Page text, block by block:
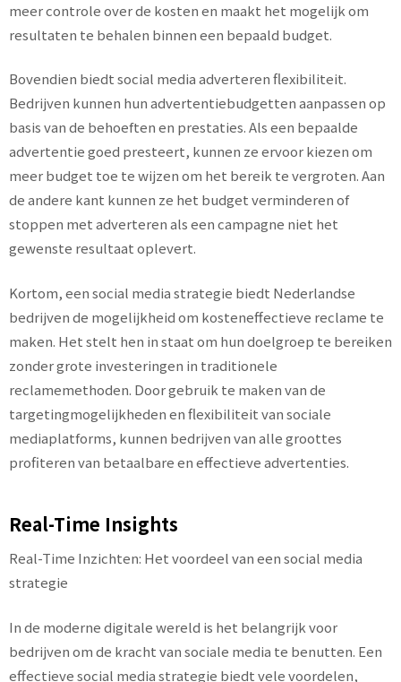
meer controle over de kosten en maakt het mogelijk om
resultaten te behalen binnen een bepaald budget.
Bovendien biedt social media adverteren flexibiliteit.
Bedrijven kunnen hun advertentiebudgetten aanpassen op
basis van de behoeften en prestaties. Als een bepaalde
advertentie goed presteert, kunnen ze ervoor kiezen om
meer budget toe te wijzen om het bereik te vergroten. Aan
de andere kant kunnen ze het budget verminderen of
stoppen met adverteren als een campagne niet het
gewenste resultaat oplevert.
Kortom, een social media strategie biedt Nederlandse
bedrijven de mogelijkheid om kosteneffectieve reclame te
maken. Het stelt hen in staat om hun doelgroep te bereiken
zonder grote investeringen in traditionele
reclamemethoden. Door gebruik te maken van de
targetingmogelijkheden en flexibiliteit van sociale
mediaplatforms, kunnen bedrijven van alle groottes
profiteren van betaalbare en effectieve advertenties.
Real-Time Insights
Real-Time Inzichten: Het voordeel van een social media
strategie
In de moderne digitale wereld is het belangrijk voor
bedrijven om de kracht van sociale media te benutten. Een
effectieve social media strategie biedt vele voordelen,